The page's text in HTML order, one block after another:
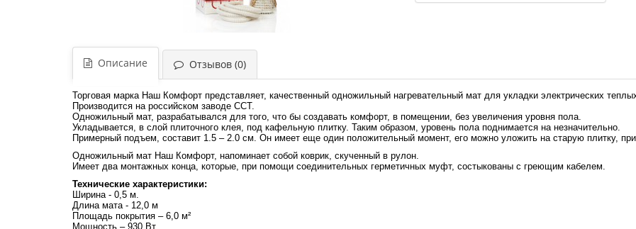
Описание Отзывов (0)
Торговая марка Наш Комфорт представляет, качественный одножильный нагревательный мат для укладки электрических
Производится на российском заводе ССТ.
Одножильный мат, разрабатывался для того, что бы создавать комфорт, в помещении, без увеличения уровня пола.
Укладывается, в слой плиточного клея, под кафельную плитку. Таким образом, уровень пола поднимается на незначительно.
Примерный подъем, составит 1.5 – 2.0 см. Он имеет еще один положительный момент, его можно уложить на старую плитку,
Одножильный мат Наш Комфорт, напоминает собой коврик, скученный в рулон.
Имеет два монтажных конца, которые, при помощи соединительных герметичных муфт, состыкованы с греющим кабелем.
Технические характеристики:
Ширина - 0,5 м.
Длина мата - 12,0 м
Площадь покрытия – 6,0 м²
Мощность – 930 Вт.